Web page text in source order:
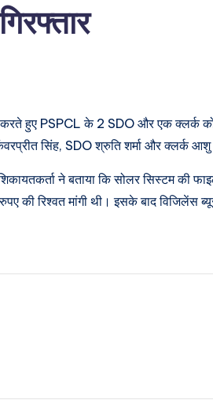
करते हुए PSPCL के 2 SDO और एक क्लर्क
सिंह, SDO श्रुति शर्मा और क्लर्क
ने बताया कि सोलर सिस्टम की
की रिश्वत मांगी थी। इसके बाद विजिलेंस